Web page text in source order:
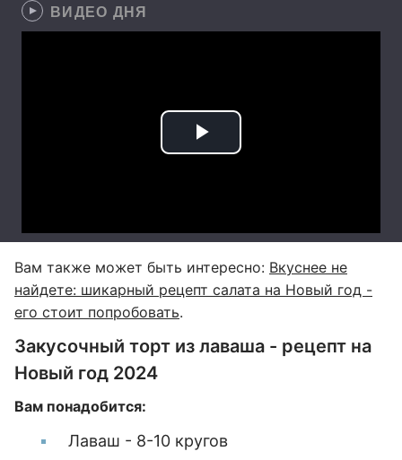
ВИДЕО ДНЯ
Вам также может быть интересно: Вкуснее не
найдете: шикарный рецепт салата на Новый год -
его стоит попробовать.
Закусочный торт из лаваша - рецепт на
Новый год 2024
Вам понадобится:
Лаваш - 8-10 кругов